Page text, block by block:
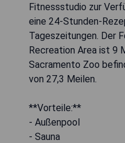
Fitnessstudio zur
eine 24-Stunden-
Tageszeitungen. Der
Recreation Area ist 9
Sacramento Zoo
von 27,3 Meilen.
**Vorteile:**
- Außenpool
- Sauna